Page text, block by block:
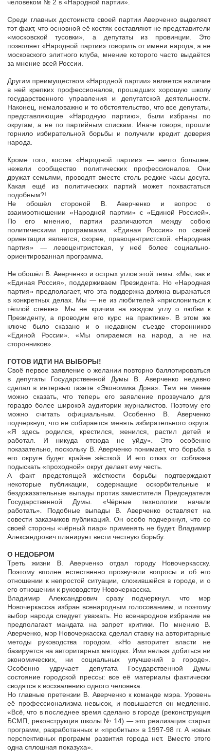
человеком № 2 в «Народной партии».
Среди главных достоинств своей партии Аверченко выделяет
тот факт, что основной её костяк составляют не представители
«московской тусовки», а депутаты из провинции. Это
позволяет «Народной партии» говорить от имени народа, а не
московского элитного клуба, мнение которого часто выдаётся
за мнение всей России.
Другим преимуществом «Народной партии» является наличие
в ней крепких профессионалов, прошедших хорошую школу
государственного управления и депутатской деятельности.
Наконец, немаловажно и то обстоятельство, что все депутаты,
представляющие «Народную партию», были избраны по
округам, а не по партийным спискам. Иначе говоря, прошли
горнило избирательной борьбы и получили кредит доверия
народа.
Кроме того, костяк «Народной партии» — нечто большее,
нежели сообщество политических профессионалов. Они
дружат семьями, проводят вместе столь редкие часы досуга.
Какая ещё из политических партий может похвастаться
подобным?!
Не обошёл стороной В. Аверченко и вопрос о
взаимоотношении «Народной партии» с «Единой Россией».
По его мнению, партии различаются между собою
политическими программами. «Единая Россия» по своей
ориентации является, скорее, правоцентристской. «Народная
партия» — левоцентристская, у неё более социально-
ориентированная программа.
Не обошёл В. Аверченко и острых углов этой темы. «Мы, как и
«Единая Россия», поддерживаем Президента. Но «Народная
партия» предполагает, что эта поддержка должна выражаться
в конкретных делах. Мы — не из любителей «прислониться к
тёплой стенке». Мы не кричим на каждом углу о любви к
Президенту, а проводим его курс на практике». В этом же
ключе было сказано и о недавнем съезде сторонников
«Единой России». «Мы опираемся на народ, а не на
сторонников».
ГОТОВ ИДТИ НА ВЫБОРЫ!
Своё первое заявление о желании повторно баллотироваться
в депутаты Государственной Думы В. Аверченко недавно
сделал в интервью газете «Экономика Дона». Тем не менее
можно сказать, что теперь его заявление прозвучало для
гораздо более широкой аудитории журналистов. Поэтому его
можно считать официальным. Особенно В. Аверченко
подчеркнул, что не собирается менять избирательного округа.
«Я здесь родился, крестился, женился, растил детей и
работал. И никуда отсюда не уйду». Это особенно
показательно, поскольку В. Аверченко понимает, что борьба в
его округе будет крайне жёсткой. И его отказ от соблазна
подыскать «проходной» округ делает ему честь.
А факт предстоящей жёсткости борьбы подтверждают
некоторые публикации, содержащие оскорбительные и
бездоказательные выпады против заместителя Председателя
Государственной Думы. «Чёрные технологии начали
работать». Подобные выпады В. Аверченко оставляет на
совести заказчиков публикаций. Он особо подчеркнул, что со
своей стороны «чёрный пиар» применять не будет. Владимир
Александрович планирует вести честную борьбу.
О НЕДОБРОМ
Треть жизни В. Аверченко отдал городу Новочеркасску.
Поэтому вполне естественно прозвучали вопросы и об его
отношении к непростой ситуации, сложившейся в городе, и о
его отношении к руководству Новочеркасска.
Владимир Александрович сразу подчеркнул. что мэр
Новочеркасска избран всенародным голосованием, и поэтому
выбор народа следует уважать. Но всенародное избрание не
предполагает мандата на запрет критики. По мнению В.
Аверченко, мэр Новочеркасска сделал ставку на авторитарные
методы руководства городом. «Но авторитет власти не
базируется на авторитарных методах. Ими нельзя добиться ни
экономических, ни социальных улучшений в городе».
Особенно удручает депутата Государственной Думы
состояние городской прессы: все её материалы фактически
сводятся к восхвалению одного человека.
Но главные претензии В. Аверченко к команде мэра. Уровень
её профессионализма невысок, и повышается он медленно.
«Всё, что в последнее время сделано в городе (реконструкция
БСМП, реконструкция школы № 14) — это реализация старых
программ, разработанных и «пробитых» в 1997-98 гг. А новых
перспективных программ развития города нет. Вместо этого
одна сплошная показуха».